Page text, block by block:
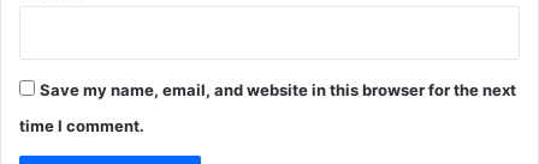
Save my name, email, and website in this browser for the next
time I comment.